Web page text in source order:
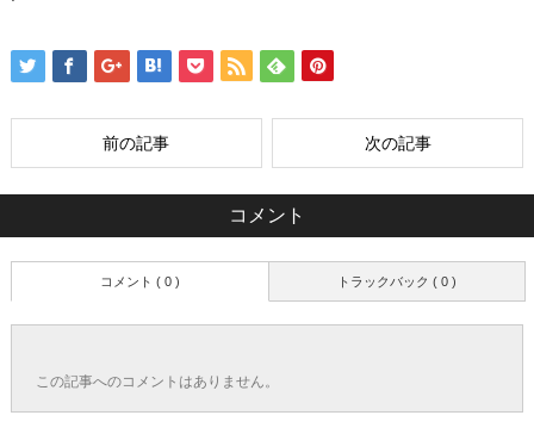
前の記事 次の記事
コメント
トラックバック ( 0 )
コメント ( 0 )
この記事へのコメントはありません。